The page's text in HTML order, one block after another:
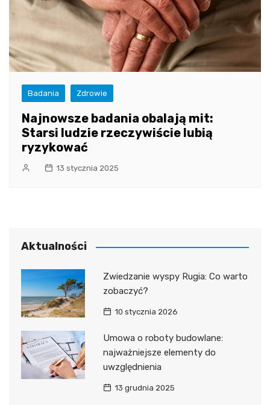
Badania Zdrowie
Najnowsze badania obalają mit:
Starsi ludzie rzeczywiście lubią
ryzykować
13 stycznia 2025
Aktualności
Zwiedzanie wyspy Rugia: Co warto
zobaczyć?
10 stycznia 2026
Umowa o roboty budowlane:
najważniejsze elementy do
uwzględnienia
13 grudnia 2025